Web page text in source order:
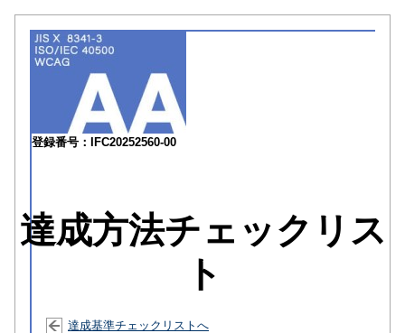
登録番号：IFC20252560-00
達成方法チェックリス
ト
達成基準チェックリストへ